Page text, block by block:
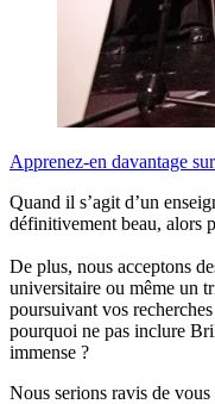
Apprenez-en davantage
Quand il s’agit d’un
définitivement beau, alors
De plus, nous acceptons
universitaire ou même un
poursuivant vos
pourquoi ne pas inclure
immense ?
Nous serions ravis de